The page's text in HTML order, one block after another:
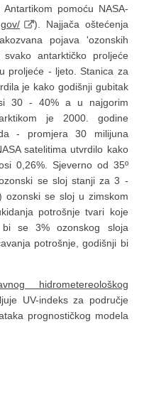
pomoću NASA-
). Najjača oštećenja
pojava 'ozonskih
antarktičko proljeće
proljeće - ljeto. Stanica za
je kako godišnji gubitak
30 - 40% a u najgorim
je 2000. godine
- promjera 30 milijuna
satelitima utvrdilo kako
0,26%. Sjeverno od 35º
se sloj stanji za 3 -
ozonski se sloj u zimskom
potrošnje tvari koje
bi se 3% ozonskog sloja
potrošnje, godišnji bi
hidrometereološkog
UV-indeks za područje
prognostičkog modela